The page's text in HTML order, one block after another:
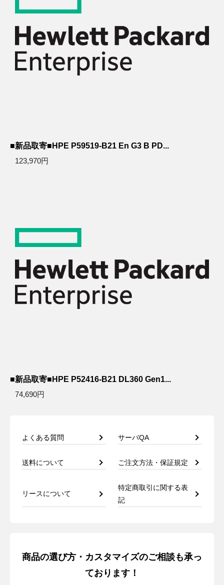
■新品取寄■HPE P59519-B21 En G3 B PD...
123,970円
■新品取寄■HPE P52416-B21 DL360 Gen1...
74,690円
よくある質問 サーバQA
送料について ご注文方法・保証規定
リースについて
特定商取引に関する表
記
商品の選び方・カスタマイズのご相談も承っ
ております！